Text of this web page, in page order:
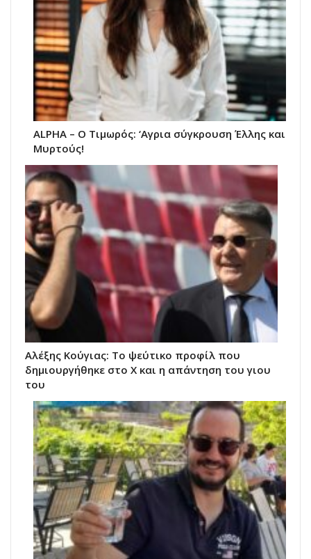
ALPHA – Ο Τιμωρός: ‘Αγρια σύγκρουση Έλλης και
Μυρτούς!
Αλέξης Κούγιας: Το ψεύτικο προφίλ που
δημιουργήθηκε στο X και η απάντηση του γιου
του